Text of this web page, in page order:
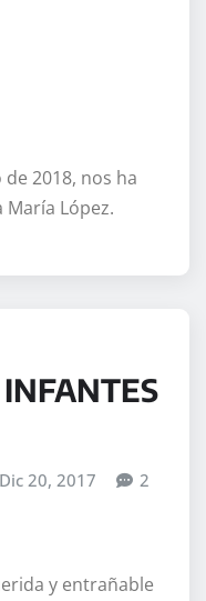
2018, nos ha
López.
Dic 20, 2017 2
y entrañable